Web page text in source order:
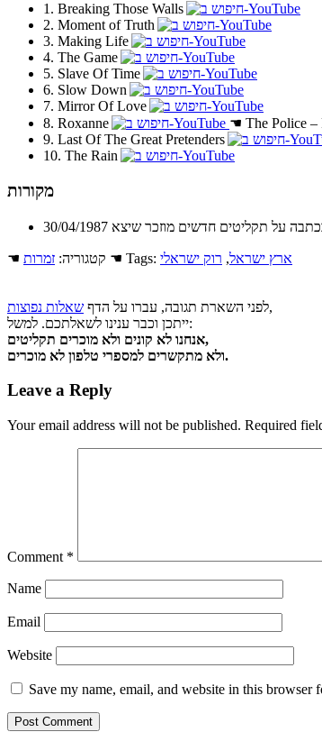
1. Breaking Those Walls
2. Moment of Truth
3. Making Life
4. The Game
5. Slave Of Time
6. Slow Down
7. Mirror Of Love
8. Roxanne
☚ The Police –
9. Last Of The Great Pretenders
10. The Rain
מקורות
☚ בכתבה על תקליטים חדשים מוזכר שיצא
☚ קטגוריה: זמרות ☚ Tags: ארץ ישראל, רוק ישראלי
לפני השארת תגובה, עברו על הדף שאלות נפוצות
,
ייתכן וכבר ענינו לשאלתכם. למשל:
אנחנו לא קונים ולא מוכרים תקליטים,
ולא מתקשרים למספרי טלפון לא מוכרים.
Leave a Reply
Your email address will not be published. Required
Comment *
Name
Email
Website
Save my name, email, and website in this browser